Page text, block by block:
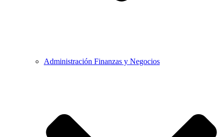
Administración Finanzas y Negocios